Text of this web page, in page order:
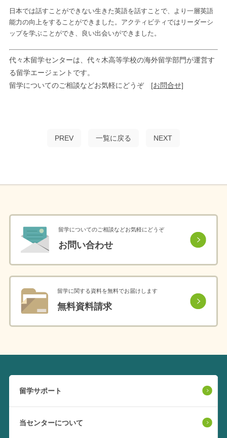
日本では話すことができない生きた英語を話すことで、より一層英語
能力の向上をすることができました。アクティビティではリーダーシ
ップを学ぶことができ、良い出会いができました。
代々木留学センターは、代々木高等学校の海外留学部門が運営す
る留学エージェントです。
留学についてのご相談などお気軽にどうぞ [お問合せ]
PREV 一覧に戻る NEXT
留学についてのご相談などお気軽にどうぞ
お問い合わせ
留学に関する資料を無料でお届けします
無料資料請求
留学サポート
当センターについて